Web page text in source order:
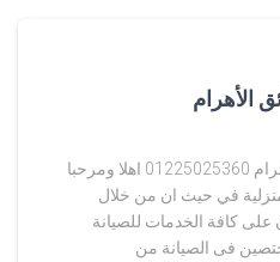
الأهرام
توكيل صيانة جولدي حدائق الأهرام 01225025360 اهلا ومرحبا
في حيث ان من خلال
كافة الخدمات للصيانة
فى الصيانة من